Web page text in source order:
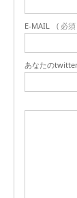
E-MAIL ( 必
あなたのtwitter